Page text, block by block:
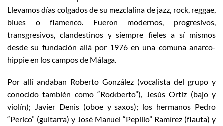
Llevamos días colgados de su mezclalina de jazz, rock, reggae,
blues o flamenco. Fueron modernos, progresivos,
transgresivos, clandestinos y siempre fieles a sí mismos
desde su fundación allá por 1976 en una comuna anarco-
hippie en los campos de Málaga.
Por allí andaban Roberto González (vocalista del grupo y
conocido también como “Rockberto”), Jesús Ortiz (bajo y
violín); Javier Denis (oboe y saxos); los hermanos Pedro
“Perico” (guitarra) y José Manuel “Pepillo” Ramírez (flauta) y